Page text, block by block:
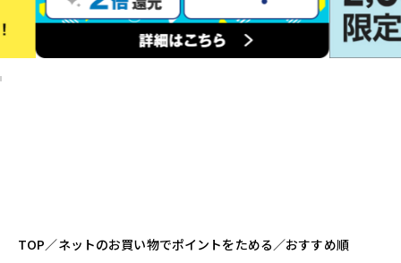
TOP／ネットのお買い物でポイントをためる ／おすすめ順